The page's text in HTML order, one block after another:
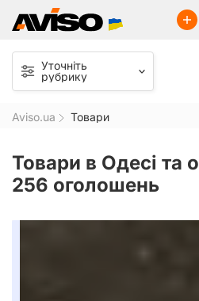
Уточніть
рубрику
Aviso.ua Товари
Товари в Одесі та
256 оголошень